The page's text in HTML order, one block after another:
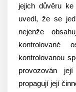
jejich důvěru
uvedl, že se
nejenže
kontrolované
kontrolovanou
provozován
propagují její